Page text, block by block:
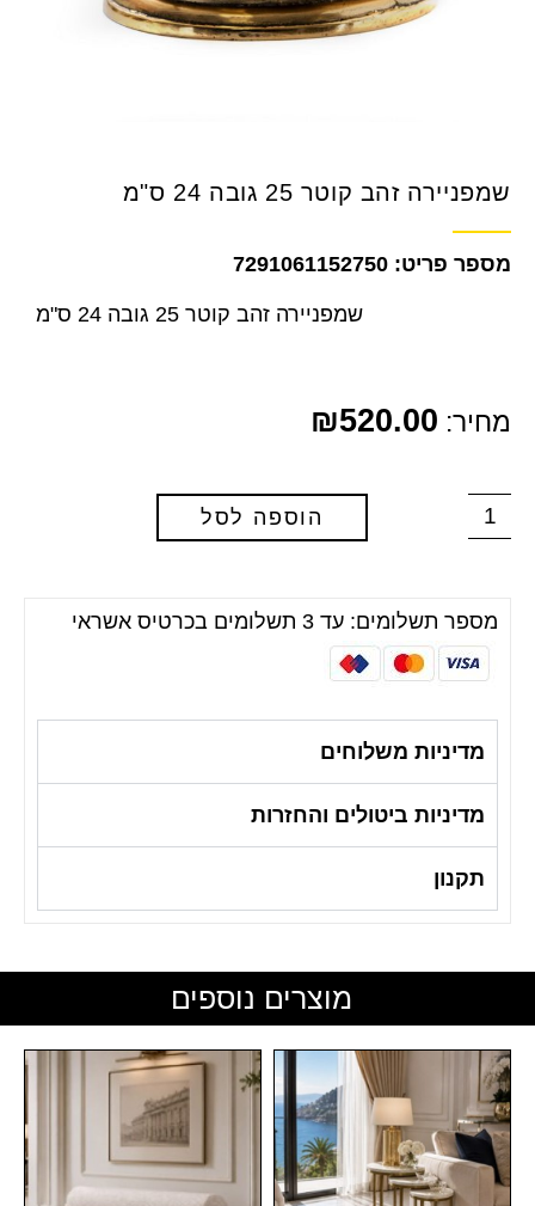
שמפניירה זהב קוטר 25 גובה 24 ס"מ
7291061152750
שמפניירה זהב קוטר 25 גובה 24 ס"מ
מחיר: ₪520.00
הוספה לסל
מספר תשלומים: עד 3 תשלומים בכרטיס אשראי
מדיניות משלוחים
מדיניות ביטולים והחזרות
תקנון
מוצרים נוספים